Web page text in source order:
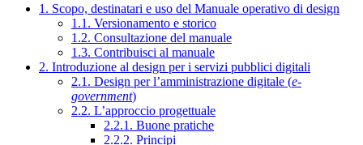
1. Scopo, destinatari e uso del Manuale operativo di design
1.1. Versionamento e storico
1.2. Consultazione del manuale
1.3. Contribuisci al manuale
2. Introduzione al design per i servizi pubblici digitali
2.1. Design per l’amministrazione digitale (e-
government)
2.2. L’approccio progettuale
2.2.1. Buone pratiche
2.2.2. Principi